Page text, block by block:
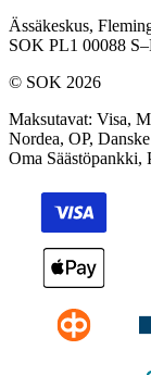
Ässäkeskus,
SOK PL1 00088
© SOK 2026
Maksutavat: Visa,
Nordea, OP,
Oma Säästöpankki,